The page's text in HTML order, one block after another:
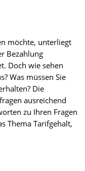
möchte, unterliegt
Bezahlung
Doch wie sehen
Was müssen Sie
Die
ausreichend
zu Ihren Fragen
Thema Tarifgehalt,